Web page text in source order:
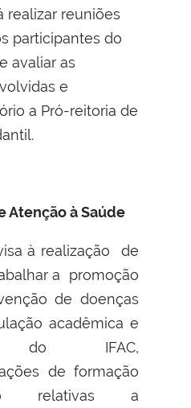
realizar reuniões
participantes do
avaliar as
e
a Pró-reitoria de
Atenção à Saúde
à realização de
a promoção
de doenças
acadêmica e
do IFAC,
de formação
relativas a